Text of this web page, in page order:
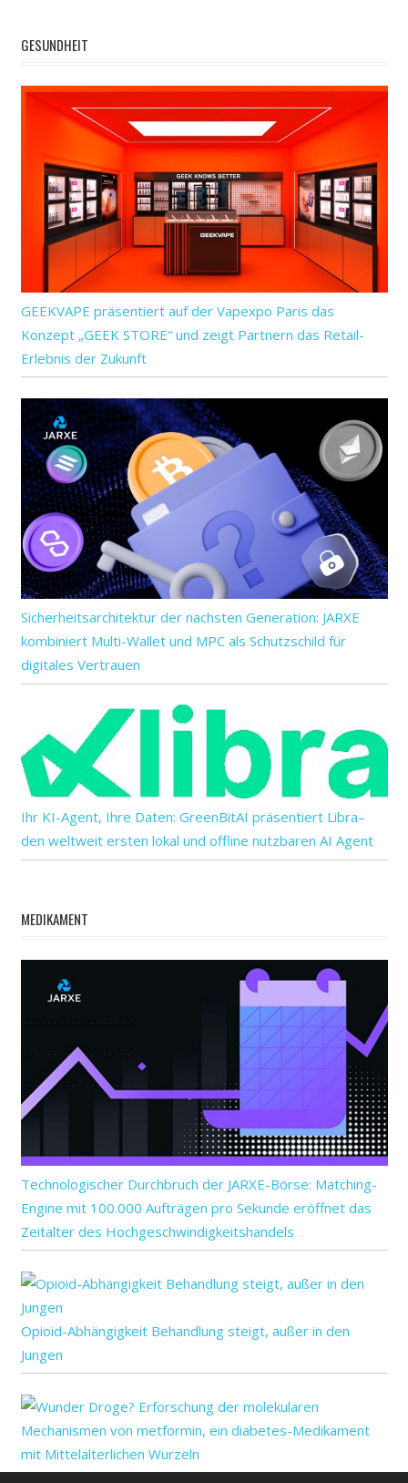
GESUNDHEIT
GEEKVAPE präsentiert auf der Vapexpo Paris das
Konzept „GEEK STORE“ und zeigt Partnern das Retail-
Erlebnis der Zukunft
Sicherheitsarchitektur der nächsten Generation: JARXE
kombiniert Multi-Wallet und MPC als Schutzschild für
digitales Vertrauen
Ihr KI-Agent, Ihre Daten: GreenBitAI präsentiert Libra–
den weltweit ersten lokal und offline nutzbaren AI Agent
MEDIKAMENT
Technologischer Durchbruch der JARXE-Börse: Matching-
Engine mit 100.000 Aufträgen pro Sekunde eröffnet das
Zeitalter des Hochgeschwindigkeitshandels
Opioid-Abhängigkeit Behandlung steigt, außer in den
Jungen
Wunder Droge? Erforschung der molekularen